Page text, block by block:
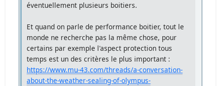
éventuellement plusieurs boitiers.
Et quand on parle de performance boitier, tout le
monde ne recherche pas la même chose, pour
certains par exemple l'aspect protection tous
temps est un des critères le plus important :
https://www.mu-43.com/threads/a-conversation-
about-the-weather-sealing-of-olympus-